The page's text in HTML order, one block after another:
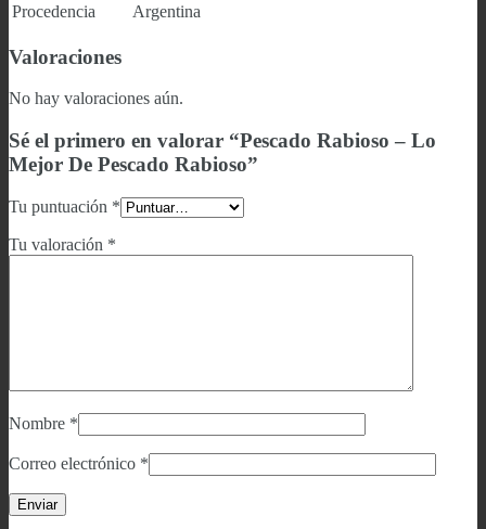
Procedencia
Argentina
Valoraciones
No hay valoraciones aún.
Sé el primero en valorar “Pescado Rabioso ‎– Lo
Mejor De Pescado Rabioso”
Tu puntuación *
Tu valoración *
Nombre *
Correo electrónico *